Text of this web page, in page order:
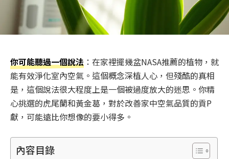
你可能聽過一個說法 ：在家裡擺幾盆NASA推薦的植物，就
能有效淨化室內空氣。這個概念深植人心，但殘酷的真相
是，這個說法很大程度上是一個被過度放大的迷思。你精
心挑選的虎尾蘭和黃金葛，對於改善家中空氣品質的貢P
獻，可能遠比你想像的要小得多。
內容目錄